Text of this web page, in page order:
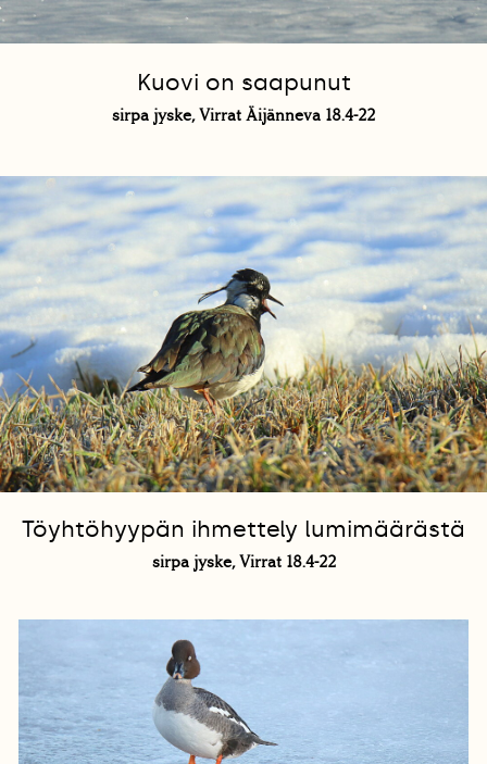
Kuovi on saapunut
sirpa jyske, Virrat Äijänneva 18.4-22
Töyhtöhyypän ihmettely lumimäärästä
sirpa jyske, Virrat 18.4-22